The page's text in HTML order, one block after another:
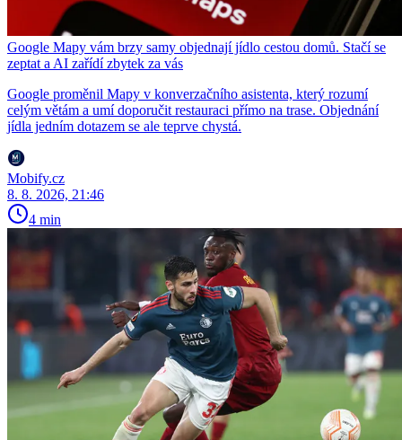
Google Mapy vám brzy samy objednají jídlo cestou domů. Stačí se
zeptat a AI zařídí zbytek za vás
Google proměnil Mapy v konverzačního asistenta, který rozumí
celým větám a umí doporučit restauraci přímo na trase. Objednání
jídla jedním dotazem se ale teprve chystá.
Mobify.cz
8. 8. 2026, 21:46
4 min